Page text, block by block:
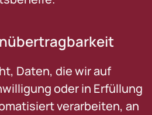
Daten, die wir auf
oder in Erfüllung
verarbeiten, an